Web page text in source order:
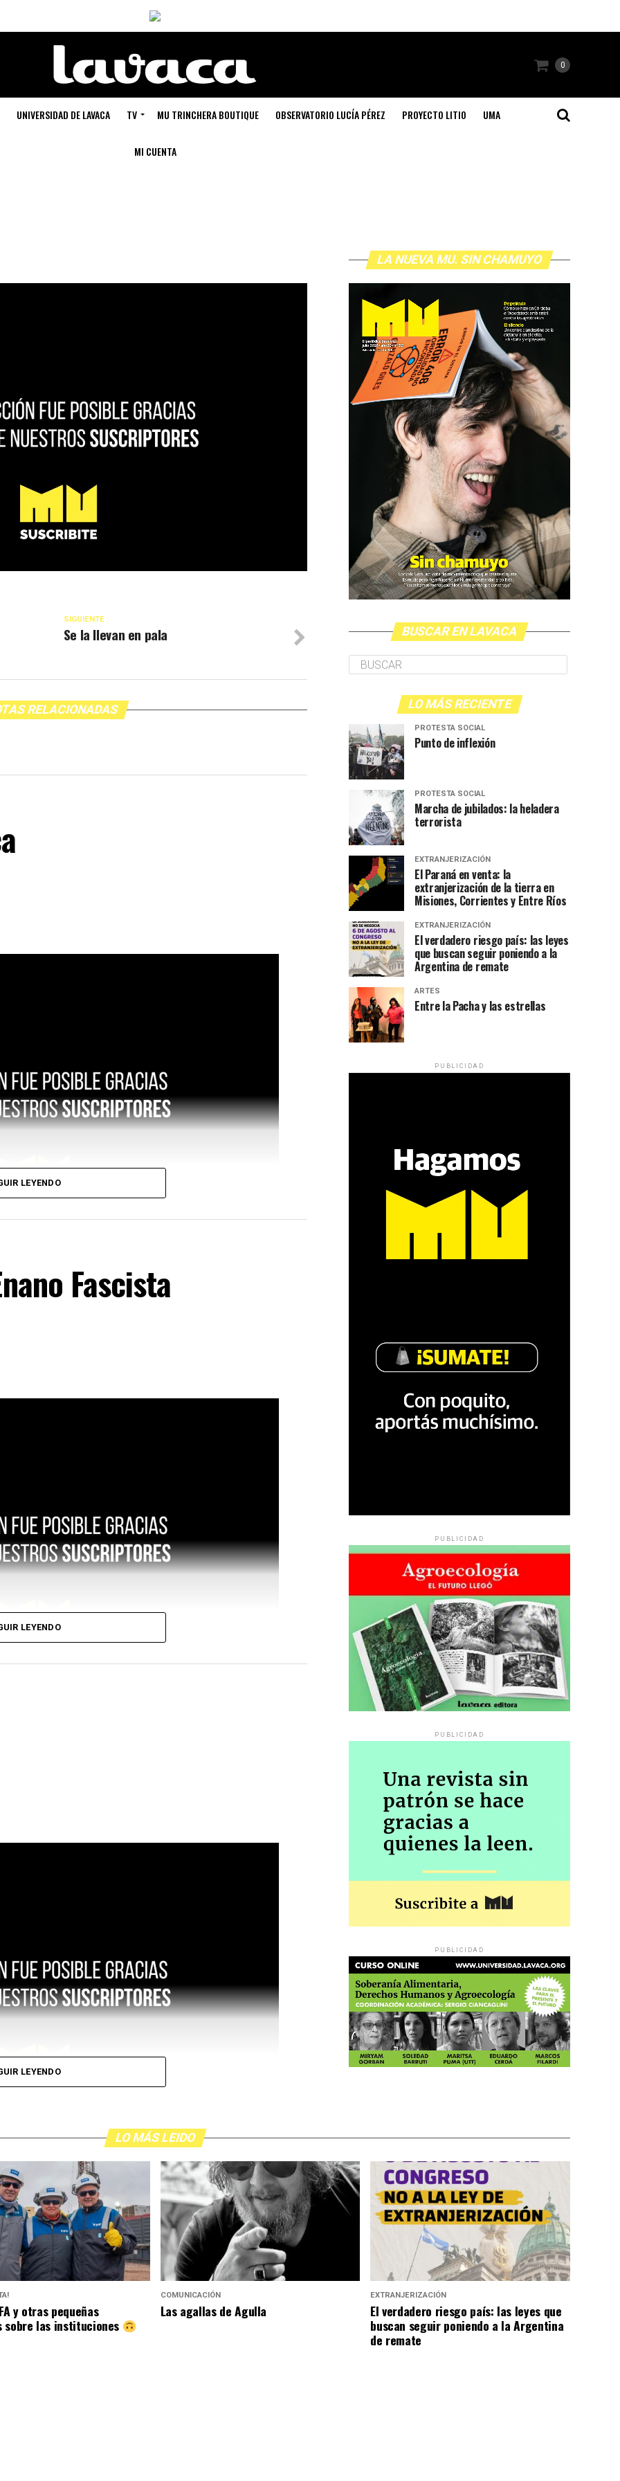
0
UNIVERSIDAD DE LAVACA TV MU TRINCHERA BOUTIQUE OBSERVATORIO LUCÍA PÉREZ PROYECTO LITIO UMA
MI CUENTA
SIGUIENTE
Se la llevan en pala
RELACIONADAS
LEYENDO
Fascista
LEYENDO
LEYENDO
LA NUEVA MU. SIN CHAMUYO
BUSCAR EN LAVACA
LO MÁS RECIENTE
PROTESTA SOCIAL
Punto de inflexión
PROTESTA SOCIAL
Marcha de jubilados: la heladera
terrorista
EXTRANJERIZACIÓN
El Paraná en venta: la
extranjerización de la tierra en
Misiones, Corrientes y Entre Ríos
EXTRANJERIZACIÓN
El verdadero riesgo país: las leyes
que buscan seguir poniendo a la
Argentina de remate
ARTES
Entre la Pacha y las estrellas
PUBLICIDAD
PUBLICIDAD
PUBLICIDAD
PUBLICIDAD
LO MÁS LEIDO
y otras pequeñas
sobre las instituciones
COMUNICACIÓN
Las agallas de Agulla
EXTRANJERIZACIÓN
El verdadero riesgo país: las leyes que
buscan seguir poniendo a la Argentina
de remate